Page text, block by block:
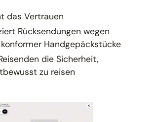
das Vertrauen
Rücksendungen wegen
Handgepäckstücke
die Sicherheit,
zu reisen